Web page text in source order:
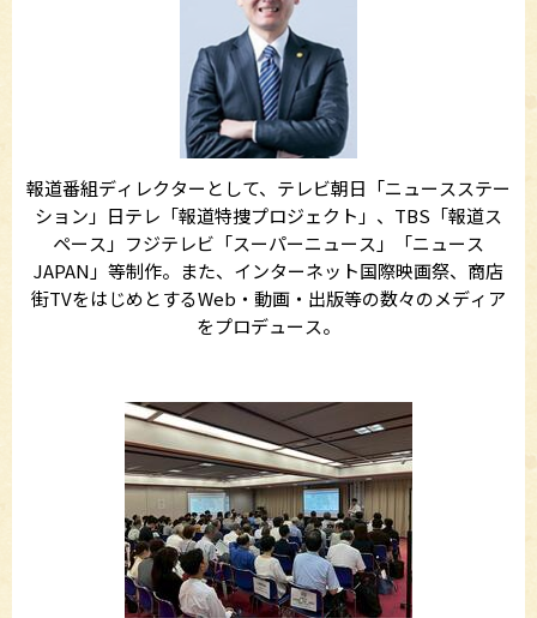
報道番組ディレクターとして、テレビ朝日「ニュースステー
ション」日テレ「報道特捜プロジェクト」、TBS「報道ス
ペース」フジテレビ「スーパーニュース」「ニュース
JAPAN」等制作。また、インターネット国際映画祭、商店
街TVをはじめとするWeb・動画・出版等の数々のメディア
をプロデュース。